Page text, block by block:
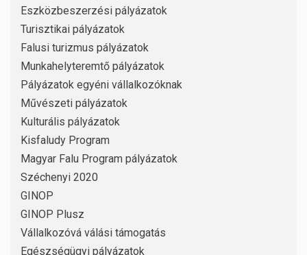
Eszközbeszerzési pályázatok
Turisztikai pályázatok
Falusi turizmus pályázatok
Munkahelyteremtő pályázatok
Pályázatok egyéni vállalkozóknak
Művészeti pályázatok
Kulturális pályázatok
Kisfaludy Program
Magyar Falu Program pályázatok
Széchenyi 2020
GINOP
GINOP Plusz
Vállalkozóvá válási támogatás
Egészségügyi pályázatok